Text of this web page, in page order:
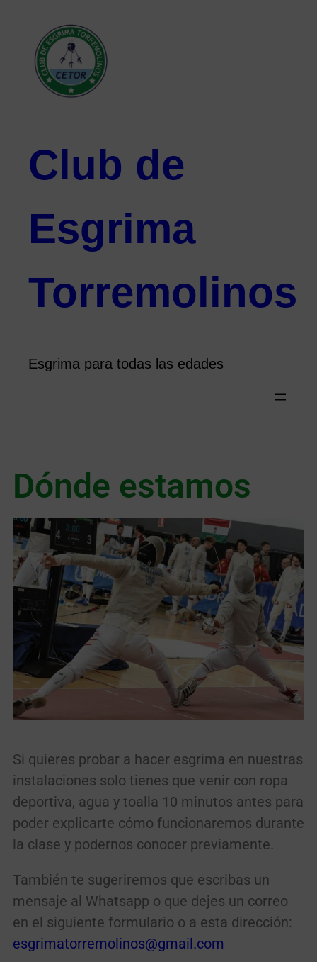
Club de
Esgrima
Torremolinos
Esgrima para todas las edades
Dónde estamos
Si quieres probar a hacer esgrima en nuestras
instalaciones solo tienes que venir con ropa
deportiva, agua y toalla 10 minutos antes para
poder explicarte cómo funcionaremos durante
la clase y podernos conocer previamente.
También te sugeriremos que escribas un
mensaje al Whatsapp o que dejes un correo
en el siguiente formulario o a esta dirección:
esgrimatorremolinos@gmail.com